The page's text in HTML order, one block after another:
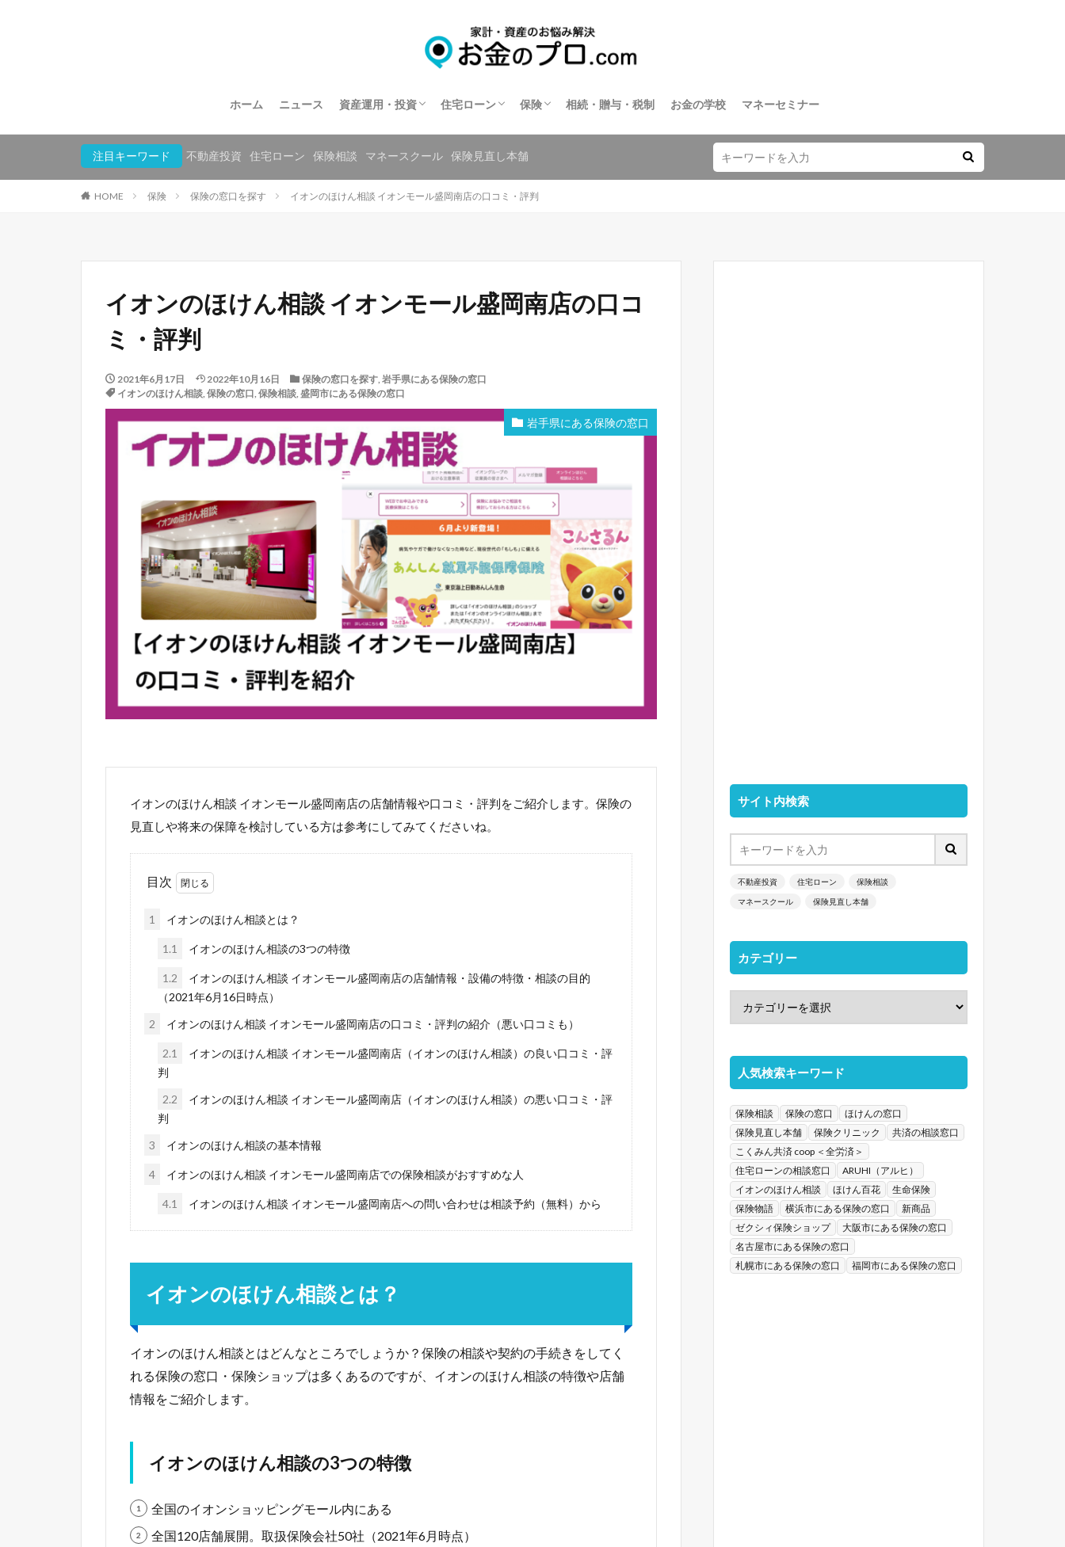
ホーム ニュース 資産運用・投資
不動産投資
住宅ローン
住宅ローン相談
住宅ローンの相談窓口を探す
保険
保険相談
保険の窓口を探す
共済の相談窓口を探す
相続・贈与・税制 お金の学校 マネーセミナー
注目キーワード 不動産投資 住宅ローン 保険相談 マネースクール 保険見直し本舗
HOME 保険 保険の窓口を探す イオンのほけん相談 イオンモール盛岡南店の口コミ・評判
イオンのほけん相談 イオンモール盛岡南店の口コ
ミ・評判
2021年6月17日 2022年10月16日 保険の窓口を探す, 岩手県にある保険の窓口
イオンのほけん相談, 保険の窓口, 保険相談, 盛岡市にある保険の窓口
岩手県にある保険の窓口
イオンのほけん相談 イオンモール盛岡南店の店舗情報や口コミ・評判をご紹介します。保険の
見直しや将来の保障を検討している方は参考にしてみてくださいね。
目次
1 イオンのほけん相談とは？
1.1 イオンのほけん相談の3つの特徴
1.2
イオンのほけん相談 イオンモール盛岡南店の店舗情報・設備の特徴・相談の目的
（2021年6月16日時点）
2
イオンのほけん相談 イオンモール盛岡南店の口コミ・評判の紹介（悪い口コミも）
2.1
イオンのほけん相談 イオンモール盛岡南店（イオンのほけん相談）の良い口コミ・評
判
2.2
イオンのほけん相談 イオンモール盛岡南店（イオンのほけん相談）の悪い口コミ・評
判
3
イオンのほけん相談の基本情報
4 イオンのほけん相談 イオンモール盛岡南店での保険相談がおすすめな人
4.1 イオンのほけん相談 イオンモール盛岡南店への問い合わせは相談予約（無料）から
イオンのほけん相談とは？
イオンのほけん相談とはどんなところでしょうか？保険の相談や契約の手続きをしてく
れる保険の窓口・保険ショップは多くあるのですが、イオンのほけん相談の特徴や店舗
情報をご紹介します。
イオンのほけん相談の3つの特徴
全国のイオンショッピングモール内にある
全国120店舗展開。取扱保険会社50社（2021年6月時点）
サイト内検索
不動産投資 住宅ローン 保険相談
マネースクール 保険見直し本舗
カテゴリー
人気検索キーワード
保険相談 保険の窓口
ほけんの窓口
保険見直し本舗
保険クリニック
共済の相談窓口
こくみん共済 coop ＜全労済＞
住宅ローンの相談窓口
ARUHI（アルヒ）
イオンのほけん相談
ほけん百花
生命保険
保険物語
横浜市にある保険の窓口
新商品
ゼクシィ保険ショップ
大阪市にある保険の窓口
名古屋市にある保険の窓口
札幌市にある保険の窓口
福岡市にある保険の窓口